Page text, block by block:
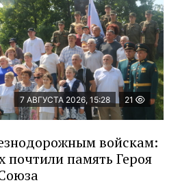
7 АВГУСТА 2026, 15:28 21
войскам:
почтили память Героя